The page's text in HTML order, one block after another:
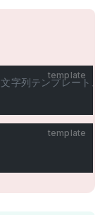
template
字列テンプレート、
template